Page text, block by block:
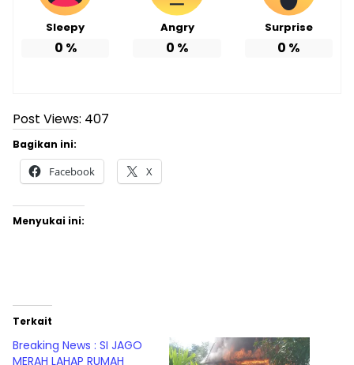
Sleepy
0 %
Angry
0 %
Surprise
0 %
Post Views: 407
Bagikan ini:
Facebook X
Menyukai ini:
Terkait
Breaking News : SI JAGO
MERAH LAHAP RUMAH